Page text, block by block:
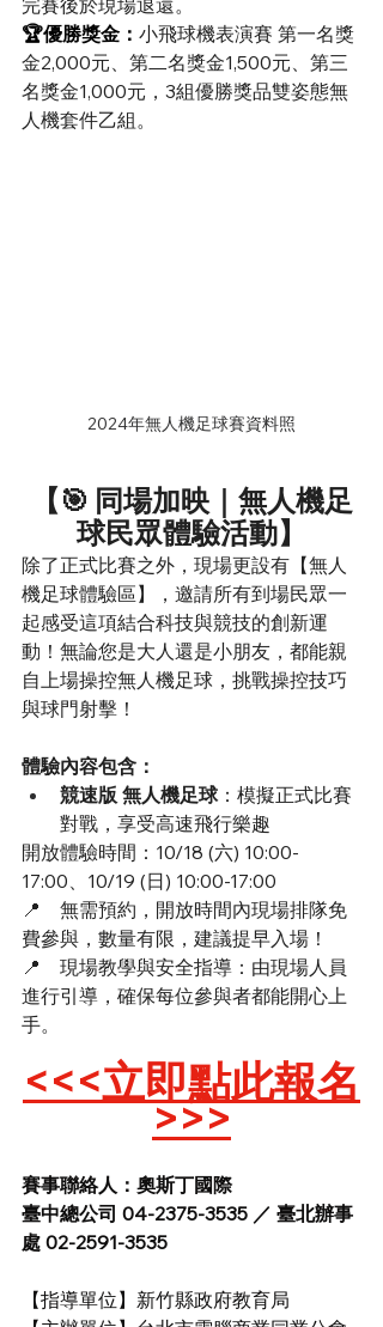
完賽後於現場退還。
🏆優勝獎金： 小飛球機表演賽 第一名獎
金2,000元、第二名獎金1,500元、第三
名獎金1,000元，3組優勝獎品雙姿態無
人機套件乙組。
2024年無人機足球賽資料照
【🎯 同場加映｜無人機足
球民眾體驗活動】
除了正式比賽之外，現場更設有【無人
機足球體驗區】，邀請所有到場民眾一
起感受這項結合科技與競技的創新運
動！無論您是大人還是小朋友，都能親
自上場操控無人機足球，挑戰操控技巧
與球門射擊！
體驗內容包含：
競速版 無人機足球：模擬正式比賽
對戰，享受高速飛行樂趣
開放體驗時間：10/18 (六) 10:00-
17:00、10/19 (日) 10:00-17:00
📍　無需預約，開放時間內現場排隊免
費參與，數量有限，建議提早入場！
📍　現場教學與安全指導：由現場人員
進行引導，確保每位參與者都能開心上
手。
<<<立即點此報名
>>>
賽事聯絡人：奧斯丁國際
臺中總公司 04-2375-3535 ／ 臺北辦事
處 02-2591-3535
【指導單位】新竹縣政府教育局